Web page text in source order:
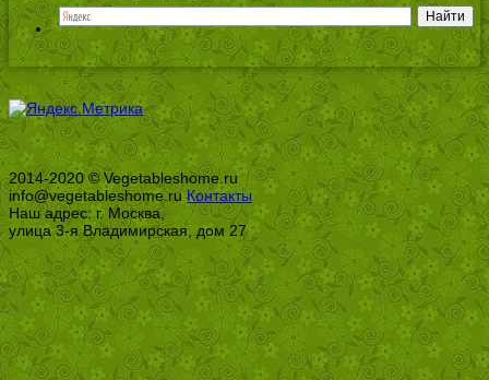
2014-2020 © Vegetableshome.ru
info@vegetableshome.ruКонтакты
Наш адрес: г. Москва,
улица 3-я Владимирская, дом 27